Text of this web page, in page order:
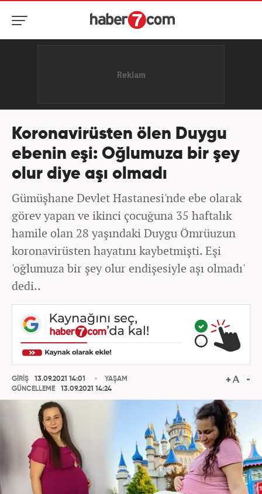
Koronavirüsten ölen Duygu
ebenin eşi: Oğlumuza bir şey
olur diye aşı olmadı
Gümüşhane Devlet Hastanesi'nde ebe olarak
görev yapan ve ikinci çocuğuna 35 haftalık
hamile olan 28 yaşındaki Duygu Ömrüuzun
koronavirüsten hayatını kaybetmişti. Eşi
'oğlumuza bir şey olur endişesiyle aşı olmadı'
dedi..
GİRİŞ
13.09.2021 14:01
GÜNCELLEME
13.09.2021 14:24
YAŞAM